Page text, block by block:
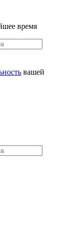
время
вашей